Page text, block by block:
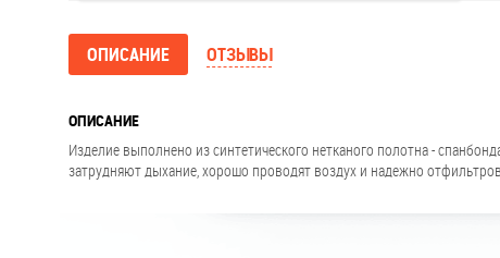
ОПИСАНИЕ ОТЗЫВЫ
ОПИСАНИЕ
Изделие выполнено из синтетического нетканого полотна -
затрудняют дыхание, хорошо проводят воздух и надежно